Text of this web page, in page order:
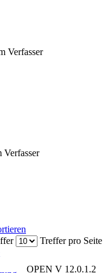
Verfasser
Verfasser
Treffer pro Seite
OPEN V 12.0.1.2